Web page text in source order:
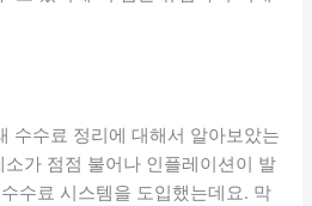
수수료 정리에 대해서 알아보았는
가 점점 불어나 인플레이션이 발
수료 시스템을 도입했는데요. 막